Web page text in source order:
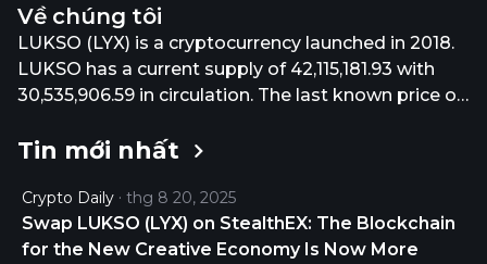
Về chúng tôi
LUKSO (LYX) is a cryptocurrency launched in 2018.
LUKSO has a current supply of 42,115,181.93 with
30,535,906.59 in circulation. The last known price of
last 24 hours. It is currently trading on 18 active
hours. More information can be found at
https://lukso.network/.
Tin mới nhất
Crypto Daily thg 8 20, 2025
Swap LUKSO (LYX) on StealthEX: The Blockchain
for the New Creative Economy Is Now More